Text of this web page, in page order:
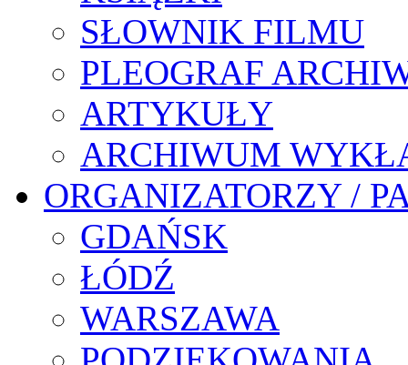
SŁOWNIK FILMU
PLEOGRAF
ARTYKUŁY
ARCHIWUM
ORGANIZATORZY /
GDAŃSK
ŁÓDŹ
WARSZAWA